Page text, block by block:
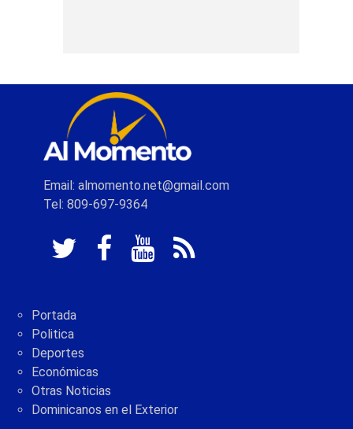
Email: almomento.net@gmail.com
Tel: 809-697-9364
Portada
Politica
Deportes
Económicas
Otras Noticias
Dominicanos en el Exterior